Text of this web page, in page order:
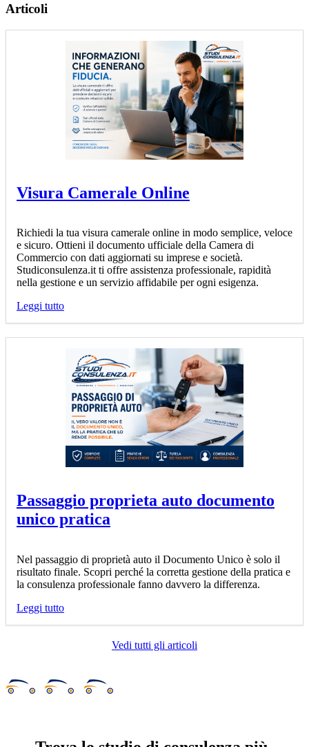
Articoli
Visura Camerale Online
Richiedi la tua visura camerale online in modo semplice, veloce
e sicuro. Ottieni il documento ufficiale della Camera di
Commercio con dati aggiornati su imprese e società.
Studiconsulenza.it ti offre assistenza professionale, rapidità
nella gestione e un servizio affidabile per ogni esigenza.
Leggi tutto
Passaggio proprieta auto documento
unico pratica
Nel passaggio di proprietà auto il Documento Unico è solo il
risultato finale. Scopri perché la corretta gestione della pratica e
la consulenza professionale fanno davvero la differenza.
Leggi tutto
Vedi tutti gli articoli